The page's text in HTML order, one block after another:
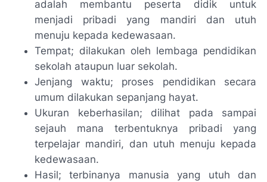
adalah membantu peserta didik untuk
menjadi pribadi yang mandiri dan utuh
menuju kepada kedewasaan.
Tempat; dilakukan oleh lembaga pendidikan
sekolah ataupun luar sekolah.
Jenjang waktu; proses pendidikan secara
umum dilakukan sepanjang hayat.
Ukuran keberhasilan; dilihat pada sampai
sejauh mana terbentuknya pribadi yang
terpelajar mandiri, dan utuh menuju kepada
kedewasaan.
Hasil; terbinanya manusia yang utuh dan